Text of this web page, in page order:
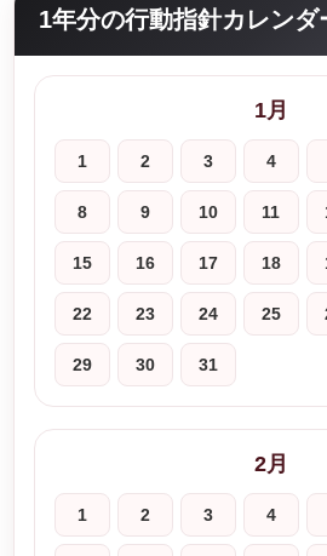
1年分の行動指針カレンダ
1月
1 2 3 4
8 9 10 11
15 16 17 18
22 23 24 25
29 30 31
2月
1 2 3 4